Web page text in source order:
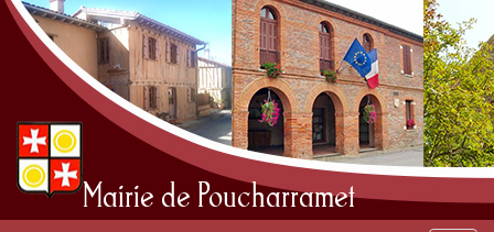
Mairie de Poucharramet